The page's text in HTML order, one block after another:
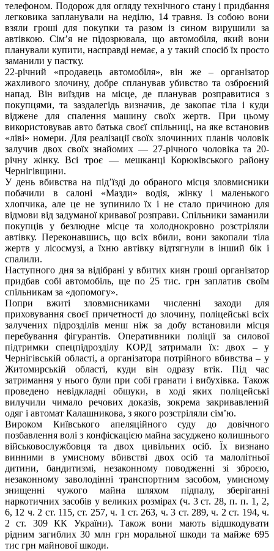
телефоном. Подорож для огляду технічного стану і придбання
легковика запланували на неділю, 14 травня. Із собою вони
взяли гроші для покупки та разом із сином вирушили за
автівкою. Сім’я не підозрювала, що автомобіля, який вони
планували купити, насправді немає, а у такий спосіб їх просто
заманили у пастку.
22-річний «продавець автомобіля», він же – організатор
жахливого злочину, добре спланував убивство та озброєний
напад. Він виїздив на місце, де планував розправитися з
покупцями, та заздалегідь визначив, де закопає тіла і куди
віджене для спалення машину своїх жертв. При цьому
використовував авто батька своєї спільниці, на яке встановив
«ліві» номери. Для реалізації своїх злочинних планів чоловік
залучив двох своїх знайомих — 27-річного чоловіка та 20-
річну жінку. Всі троє — мешканці Корюківського району
Чернігівщини.
У день вбивства на під’їзді до обраного місця зловмисники
побачили в салоні «Мазди» водія, жінку і маленького
хлопчика, але це не зупинило їх і не стало причиною для
відмови від задуманої кривавої розправи. Спільники заманили
покупців у безлюдне місце та холоднокровно розстріляли
автівку. Переконавшись, що всіх вбили, вони закопали тіла
жертв у лісосмузі, а їхню автівку відтягнули в інший бік і
спалили.
Наступного дня за відібрані у вбитих киян гроші організатор
придбав собі автомобіль, ще по 25 тис. грн заплатив своїм
спільникам за «допомогу».
Попри вжиті зловмисниками численні заходи для
приховування своєї причетності до злочину, поліцейські всіх
залучених підрозділів менш ніж за добу встановили місця
перебування фігурантів. Оперативники поліції за силової
підтримки спецпідрозділу КОРД затримали їх: двох – у
Чернігівській області, а організатора потрійного вбивства – у
Житомирській області, куди він одразу втік. Під час
затримання у нього були при собі гранати і вибухівка. Також
проведено невідкладні обшуки, в ході яких поліцейські
вилучили чимало речових доказів, зокрема закривавлений
одяг і автомат Калашникова, з якого розстріляли сім’ю.
Вироком Київського апеляційного суду до довічного
позбавлення волі з конфіскацією майна засуджено колишнього
військовослужбовця та двох цивільних осіб. Їх визнано
винними в умисному вбивстві двох осіб та малолітньої
дитини, бандитизмі, незаконному поводженні зі зброєю,
незаконному заволодінні транспортним засобом, умисному
знищенні чужого майна шляхом підпалу, зберіганні
наркотичних засобів у великих розмірах (ч. 3 ст. 28, п. п. 1, 2,
6, 12 ч. 2 ст. 115, ст. 257, ч. 1 ст. 263, ч. 3 ст. 289, ч. 2 ст. 194, ч.
2 ст. 309 КК України). Також вони мають відшкодувати
рідним загиблих 30 млн грн моральної шкоди та майже 695
тис грн майнової шкоди.